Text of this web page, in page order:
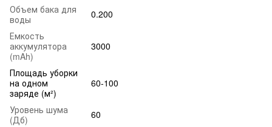
Объем бака для
воды
0.200
Емкость
аккумулятора
(mAh)
3000
Площадь уборки
на одном
заряде (м²)
60-100
Уровень шума
(Дб)
60